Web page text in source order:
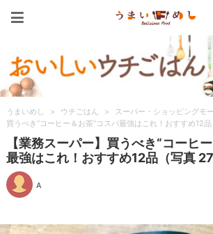
うまいめし > ウチごはん > スーパー・ショッピングモ
買うべき“コーヒー＆お茶”コスパ最強はこれ！おすすめ12品
【業務スーパー】買うべき“コーヒ
最強はこれ！おすすめ12品（写真
A